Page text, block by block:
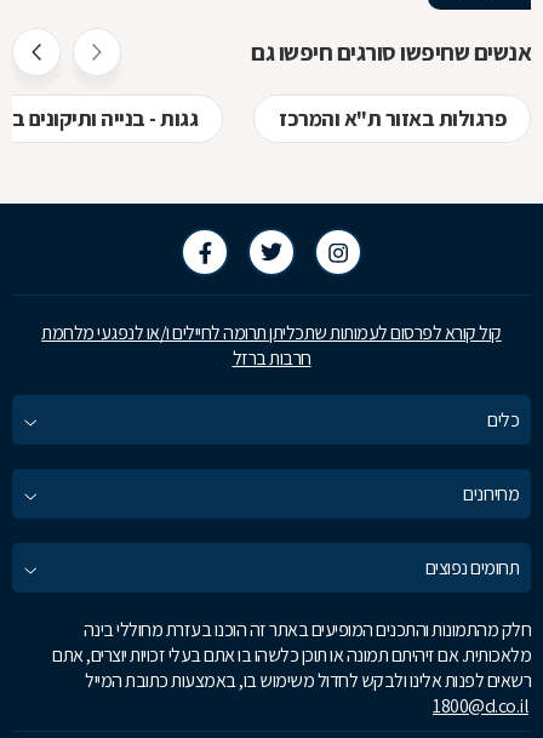
אנשים שחיפשו סורגים חיפשו גם
פרגולות באזור ת"א והמרכז גגות - בנייה ותיקונים
קול קורא לפרסום לעמותות שתכליתן תרומה לחיילים ו/או לנפגעי מלחמת
חרבות ברזל
כלים
מחירונים
תחומים נפוצים
חלק מהתמונות והתכנים המופיעים באתר זה הוכנו בעזרת מחוללי בינה
מלאכותית. אם זיהיתם תמונה או תוכן כלשהו בו אתם בעלי זכויות יוצרים, אתם
רשאים לפנות אלינו ולבקש לחדול משימוש בו, באמצעות כתובת המייל
1800@d.co.il